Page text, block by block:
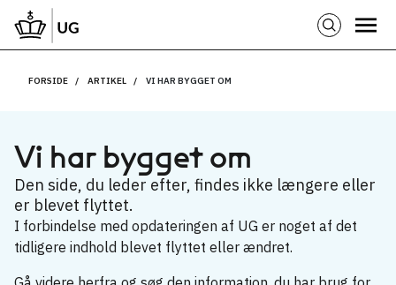
FORSIDE ARTIKEL VI HAR BYGGET OM
Vi har bygget om
Den side, du leder efter, findes ikke længere eller
er blevet flyttet.
I forbindelse med opdateringen af UG er noget af det
tidligere indhold blevet flyttet eller ændret.